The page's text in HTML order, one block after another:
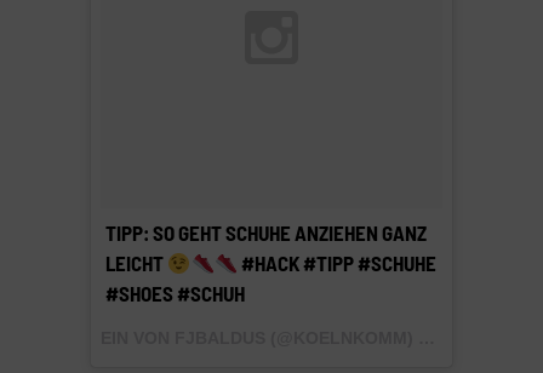
TIPP: SO GEHT SCHUHE ANZIEHEN GANZ
LEICHT
#HACK #TIPP #SCHUHE
#SHOES #SCHUH